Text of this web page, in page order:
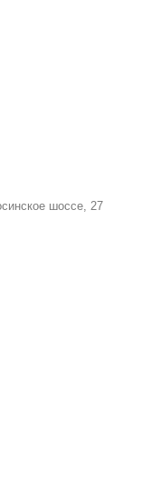
шоссе, 27